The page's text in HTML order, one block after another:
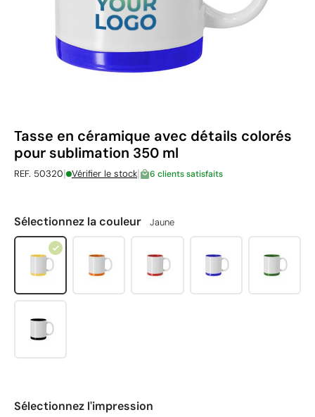
Tasse en céramique avec détails colorés
pour sublimation 350 ml
REF. 50320| Vérifier le stock| 6 clients satisfaits
Sélectionnez la couleur Jaune
Sélectionnez l'impression